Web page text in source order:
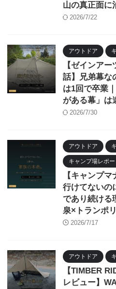
山の真正面に
2026/7/22
アウトドア
【ゼインア
話】兄弟幕な
は1回で卒業
がある幕」は
2026/7/30
アウトドア
キャンプ場レポー
【キャンプ
行けてないの
であり続ける
泉×トランポ
2026/7/17
アウトドア
【TIMBER
レビュー】